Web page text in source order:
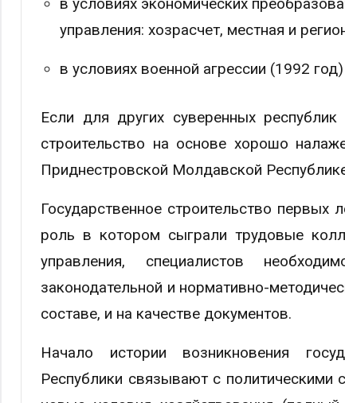
в условиях экономических
управления: хозрасчет, местная и
в условиях военной агрессии (1992
Если для других суверенных
строительство на основе хорошо
Приднестровской Молдавской
Государственное строительство первых
роль в котором сыграли трудовые
управления, специалистов
законодательной и нормативно-
составе, и на качестве документов.
Начало истории возникновения
Республики связывают с